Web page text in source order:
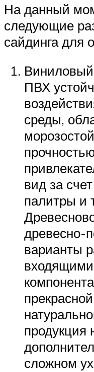
На данный
следующие
сайдинга для
ПВХ
среды,
вид за
палитры и
древесно-
варианты
входящими
продукция
сложном